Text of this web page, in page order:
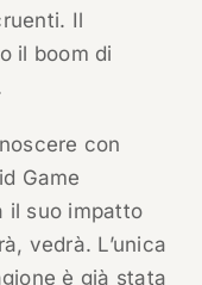
Il
il boom di
con
Game
il suo impatto
vedrà. L’unica
è già stata